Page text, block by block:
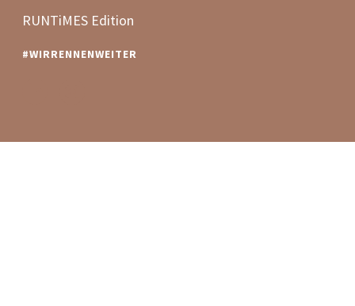
RUNTiMES Edition
#WIRRENNENWEITER